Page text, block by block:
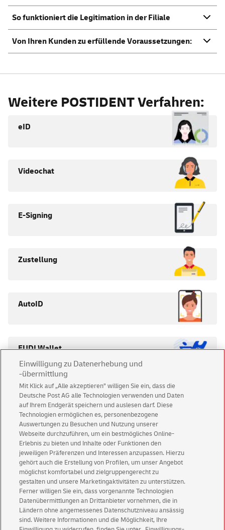
So funktioniert die Legitimation in der Filiale
Von Ihren Kunden zu erfüllende Voraussetzungen:
Weitere POSTIDENT Verfahren:
eID
Videochat
E-Signing
Zustellung
AutoID
EUDI Wallet
Sie möchten mehr Details
erfahren?
Nehmen Sie Kontakt zu uns auf
Einwilligung zu Datenerhebung und
-übermittlung
Mit Klick auf „Alle akzeptieren” willigen Sie ein, dass die
Deutsche Post AG alle Technologien verwenden und Daten
auf Ihrem Endgerät speichern und auslesen darf. Diese
Technologien ermöglichen es, personenbezogene
Auswertungen zu Besuchen und Nutzung unserer
Webseite durchzuführen, um ein bestmögliches Online-
Erlebnis zu bieten und Inhalte oder Funktionen den
jeweiligen Präferenzen und Interessen anzupassen. Hierzu
gehört auch die Erstellung von Profilen, um unser Angebot
möglichst komfortabel und zielgruppengerecht zu
gestalten und unsere Marketingaktivitäten zu unterstützen.
Ferner willigen Sie ein, dass vorgenannte Technologien
Datenübermittlungen an Drittanbieter vornehmen, die in
Ländern ohne angemessenes Datenschutzniveau ansässig
sind. Weitere Informationen und die Möglichkeit, Ihre